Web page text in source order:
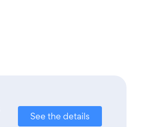
See the details